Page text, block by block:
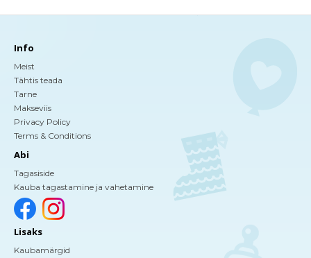
Info
Meist
Tähtis teada
Tarne
Makseviis
Privacy Policy
Terms & Conditions
Abi
Tagasiside
Kauba tagastamine ja vahetamine
Lisaks
Kaubamärgid